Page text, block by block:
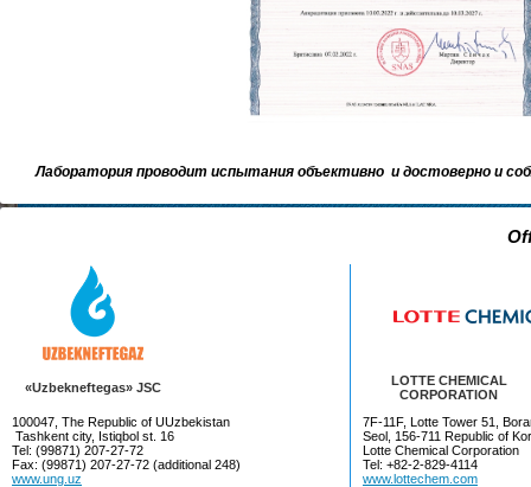
Лаборатория проводит испытания объективно и достоверно и
«Uzbekneftegas» JSC
LOTTE CHEMICAL
CORPORATION
100047, The Republic of UUzbekistan
Tashkent city, Istiqbol st. 16
Tel: (99871) 207-27-72
Fax: (99871) 207-27-72 (additional 248)
www.ung.uz
7F-11F, Lotte Tower 51,
Seol, 156-711 Republic of
Lotte Chemical Corporation
Tel: +82-2-829-4114
www.lottechem.com